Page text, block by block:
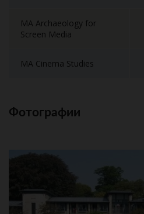
MA Archaeology for
Screen Media
MA Cinema Studies
Фотографии